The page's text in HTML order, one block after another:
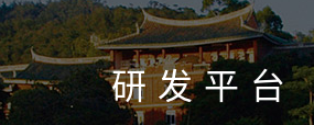
研发平台